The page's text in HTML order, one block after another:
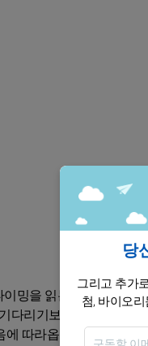
밍을 읽는 눈, 사람의
다리기보다, 관심을 정
따라옵니다. 당신의
당
그리고 추가
첨, 바이오